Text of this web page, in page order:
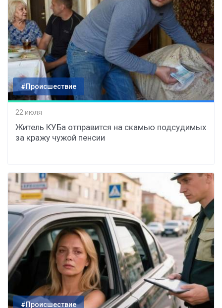
#Происшествие
22 июля
Житель КУБа отправится на скамью подсудимых
за кражу чужой пенсии
#Происшествие